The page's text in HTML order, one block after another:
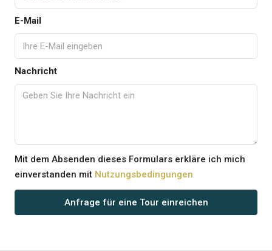
E-Mail
Nachricht
Mit dem Absenden dieses Formulars erkläre ich mich
einverstanden mit Nutzungsbedingungen
Anfrage für eine Tour einreichen